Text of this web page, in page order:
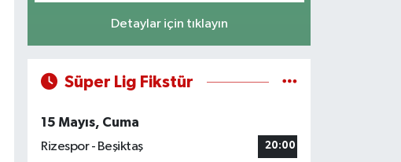
Detaylar için tıklayın
Süper Lig Fikstür
15 Mayıs, Cuma
Rizespor - Beşiktaş
20:00